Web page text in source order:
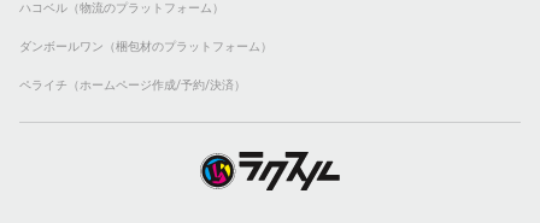
ハコベル（物流のプラットフォーム）
ダンボールワン（梱包材のプラットフォーム）
ペライチ（ホームページ作成/予約/決済）